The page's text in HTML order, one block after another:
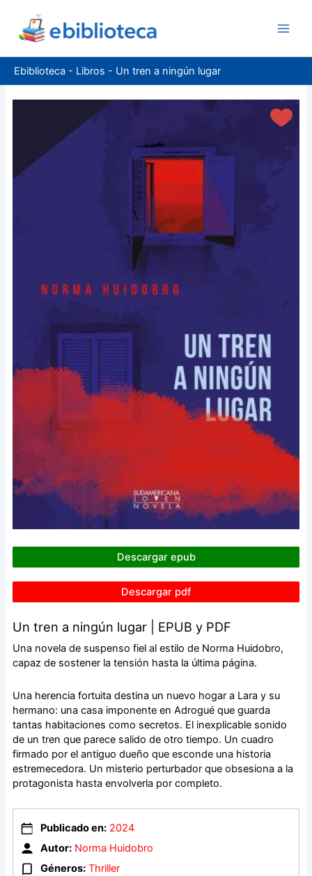
contenido
Ebiblioteca - Libros - Un tren a ningún lugar
Descargar epub
Descargar pdf
Un tren a ningún lugar | EPUB y PDF
Una novela de suspenso fiel al estilo de Norma Huidobro,
capaz de sostener la tensión hasta la última página.
Una herencia fortuita destina un nuevo hogar a Lara y su
hermano: una casa imponente en Adrogué que guarda
tantas habitaciones como secretos. El inexplicable sonido
de un tren que parece salido de otro tiempo. Un cuadro
firmado por el antiguo dueño que esconde una historia
estremecedora. Un misterio perturbador que obsesiona a la
protagonista hasta envolverla por completo.
Publicado en: 2024
Autor: Norma Huidobro
Géneros: Thriller